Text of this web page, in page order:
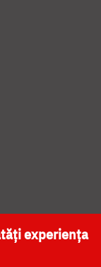
experiența